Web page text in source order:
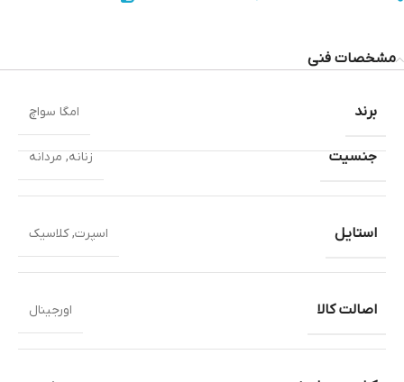
مشخصات فنی
جنسیت زنانه,مردانه
استایل اسپرت,کلاسیک
اصالت کالا اورجینال
برند امگا سواچ